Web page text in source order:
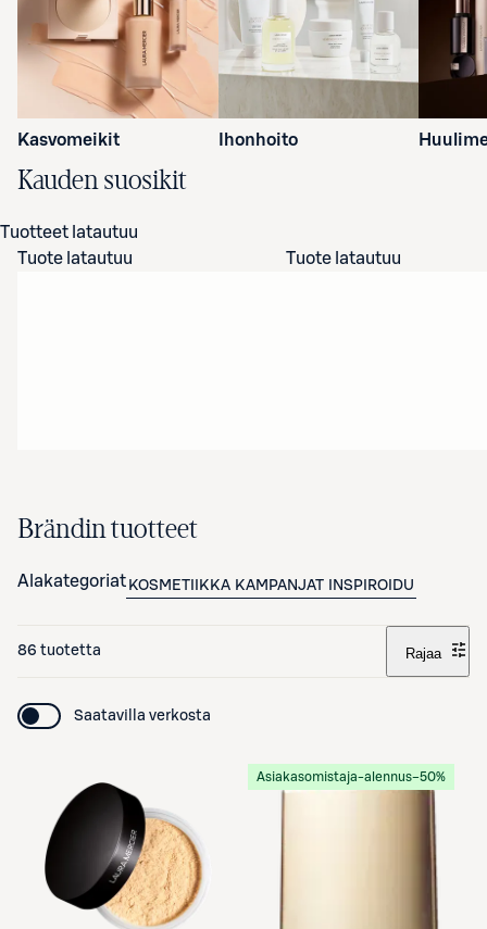
Kasvomeikit Ihonhoito
Kauden suosikit
Tuotteet latautuu
Tuote latautuu
Tuote latautuu
Brändin tuotteet
Alakategoriat KOSMETIIKKA KAMPANJAT INSPIROIDU
86 tuotetta Rajaa
Saatavilla verkosta
Asiakasomistaja-alennus−50%